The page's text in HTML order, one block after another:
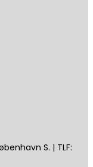
S. | TLF: